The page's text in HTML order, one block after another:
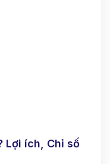
Lợi ích, Chỉ số